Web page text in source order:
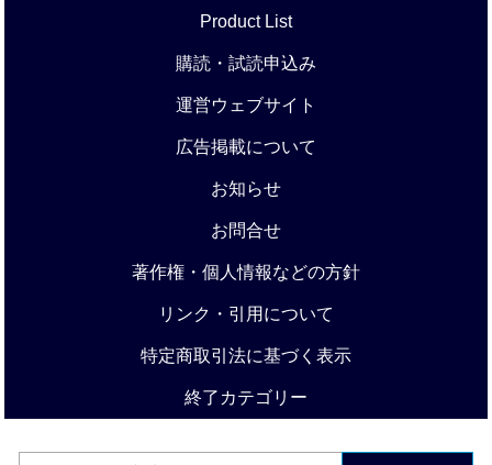
Product List
購読・試読申込み
運営ウェブサイト
広告掲載について
お知らせ
お問合せ
著作権・個人情報などの方針
リンク・引用について
特定商取引法に基づく表示
終了カテゴリー